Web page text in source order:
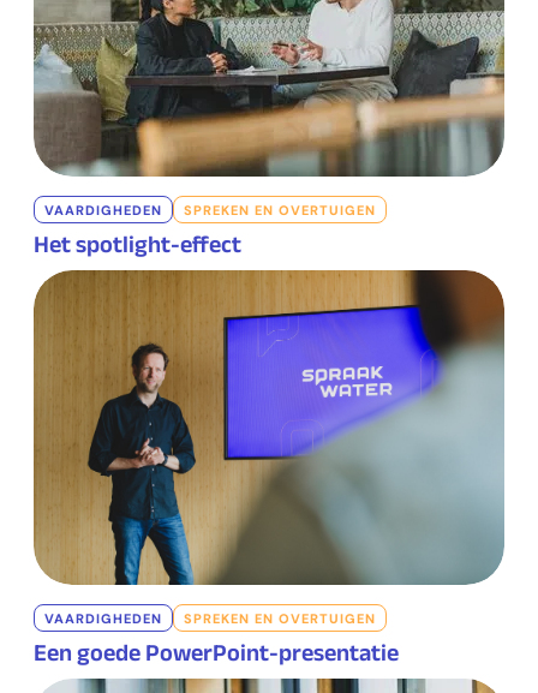
VAARDIGHEDEN SPREKEN EN OVERTUIGEN
Het spotlight-effect
VAARDIGHEDEN SPREKEN EN OVERTUIGEN
Een goede PowerPoint-presentatie